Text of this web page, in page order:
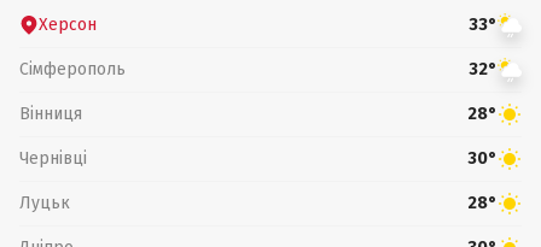
Херсон 33°
Сімферополь 32°
Вінниця 28°
Чернівці 30°
Луцьк 28°